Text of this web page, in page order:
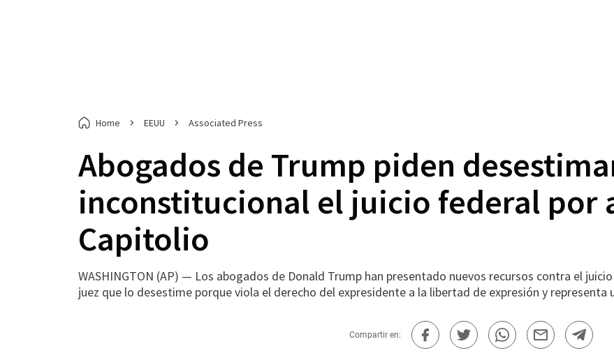
Home EEUU Associated Press
Abogados de Trump piden
inconstitucional el juicio federal por
Capitolio
WASHINGTON (AP) — Los abogados de Donald Trump han presentado nuevos recursos contra el
juez que lo desestime porque viola el derecho del expresidente a la libertad de expresión y representa
Compartir en: